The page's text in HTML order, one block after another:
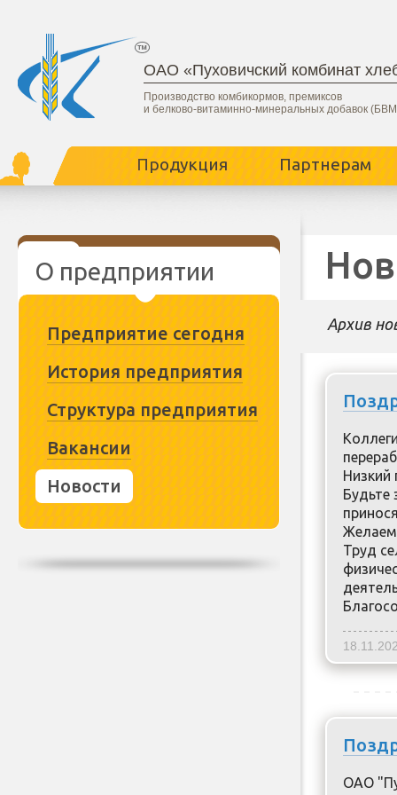
ОАО «Пуховичский комбинат
Производство комбикормов, премиксов
и белково-витаминно-минеральных добавок
Продукция Партнерам
О предприятии
Предприятие сегодня
История предприятия
Структура предприятия
Вакансии
Новости
Архив
Низкий
Будьте
Желаем
Труд
ОАО